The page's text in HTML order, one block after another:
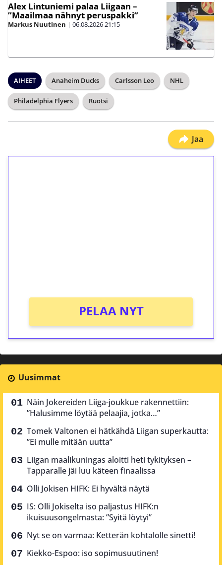
Alex Lintuniemi palaa Liigaan –
”Maailmaa nähnyt peruspakki”
Markus Nuutinen | 06.08.202621:15
AIHEET Anaheim Ducks Carlsson Leo NHL
Philadelphia Flyers Ruotsi
Jaa
PELAA NYT
Uusimmat
Näin Jokereiden Liiga-joukkue rakennettiin:
”Halusimme löytää pelaajia, jotka…”
Tomek Valtonen ei hätkähdä Liigan superkautta:
”Ei mulle mitään uutta”
Liigan maalikuningas aloitti heti tykityksen –
Tapparalle jäi luu käteen finaalissa
Olli Jokisen HIFK: Ei hyvältä näytä
IS: Olli Jokiselta iso paljastus HIFK:n
ikuisuusongelmasta: ”Syitä löytyi”
Nyt se on varmaa: Ketterän kohtalolle sinetti!
Kiekko-Espoo: iso sopimusuutinen!